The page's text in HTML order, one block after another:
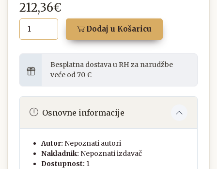
212,36€
Dodaj u Košaricu
Besplatna dostava u RH za narudžbe
veće od 70 €
Osnovne informacije
Autor: Nepoznati autori
Nakladnik: Nepoznati izdavač
Dostupnost: 1